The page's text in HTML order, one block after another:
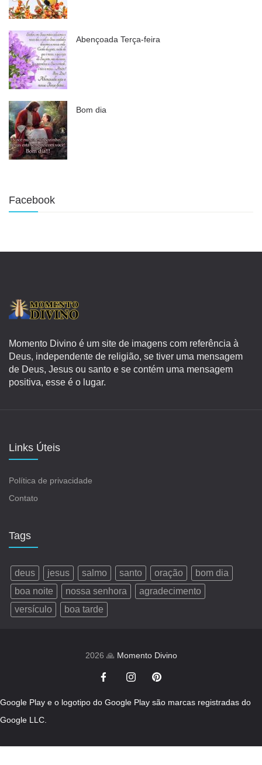
Abençoada Terça-feira
Bom dia
Facebook
Momento Divino é um site de imagens com referência à
Deus, independente de religião, se tiver uma mensagem
de Deus, Jesus ou santo e se contém uma mensagem
positiva, esse é o lugar.
Links Úteis
Política de privacidade
Contato
Tags
deus jesus salmo santo oração
bom dia
boa noite
nossa senhora
agradecimento
versículo
boa tarde
2026 🙏 Momento Divino
Google Play e o logotipo do Google Play são marcas registradas do
Google LLC.